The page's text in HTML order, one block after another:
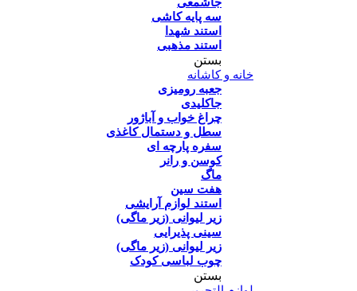
سه پایه کاشی
استند شهدا
استند مذهبی
بستن
خانه و کاشانه
جعبه رومیزی
جاکلیدی
چراغ خواب و آباژور
سطل و دستمال کاغذی
سفره پارچه ای
کوسن و رانر
ماگ
هفت سین
استند لوازم آرایشی
زیر لیوانی (زیر ماگی)
سینی پذیرایی
زیر لیوانی (زیر ماگی)
چوب لباسی کودک
بستن